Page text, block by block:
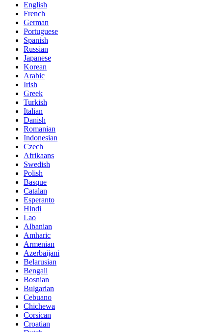
English
French
German
Portuguese
Spanish
Russian
Japanese
Korean
Arabic
Irish
Greek
Turkish
Italian
Danish
Romanian
Indonesian
Czech
Afrikaans
Swedish
Polish
Basque
Catalan
Esperanto
Hindi
Lao
Albanian
Amharic
Armenian
Azerbaijani
Belarusian
Bengali
Bosnian
Bulgarian
Cebuano
Chichewa
Corsican
Croatian